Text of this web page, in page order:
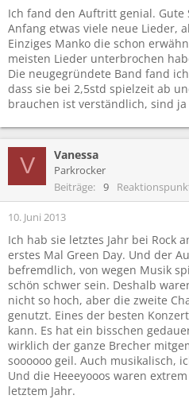
:
Ich fand den Auftritt genial. Gute
Anfang etwas viele neue Lieder,
Einziges Manko die schon
meisten Lieder unterbrochen
Die neugegründete Band fand
dass sie bei 2,5std spielzeit ab
brauchen ist verständlich, sind
V Vanessa
Parkrocker
Beiträge
9
10. Juni 2013
Ich hab sie letztes Jahr bei Rock
erstes Mal Green Day. Und der
befremdlich, von wegen Musik
schön schwer sein. Deshalb
nicht so hoch, aber die zweite
genutzt. Eines der besten
kann. Es hat ein bisschen
wirklich der ganze Brecher
soooooo geil. Auch musikalisch,
Und die Heeeyooos waren
letztem Jahr.